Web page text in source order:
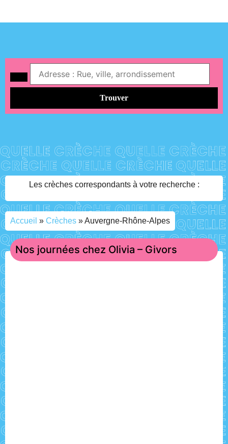
Trouver
Les crèches correspondants à votre recherche :
Accueil » Crèches »Auvergne-Rhône-Alpes
Nos journées chez Olivia – Givors